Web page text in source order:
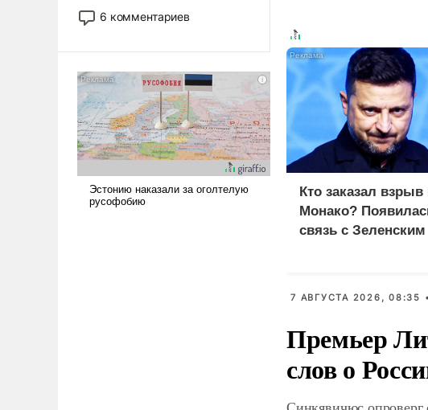
США потребуется более трех
лет. Даже небольшая война с
Сложившаяся ситуация
означает многолетний период
уязвимости США, например,
перед Китаем.
6 комментариев
Кто заказал взрыв
Монако?
связь с Зеленским
7 АВГУСТА 2026, 08:35
Премьер
слов о